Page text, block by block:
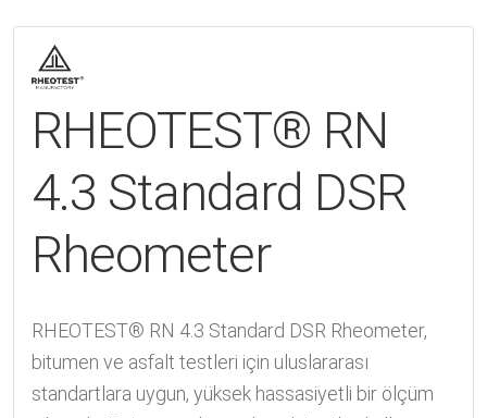
RHEOTEST® RN
4.3 Standard DSR
Rheometer
RHEOTEST® RN 4.3 Standard DSR Rheometer,
bitumen ve asfalt testleri için uluslararası
standartlara uygun, yüksek hassasiyetli bir ölçüm